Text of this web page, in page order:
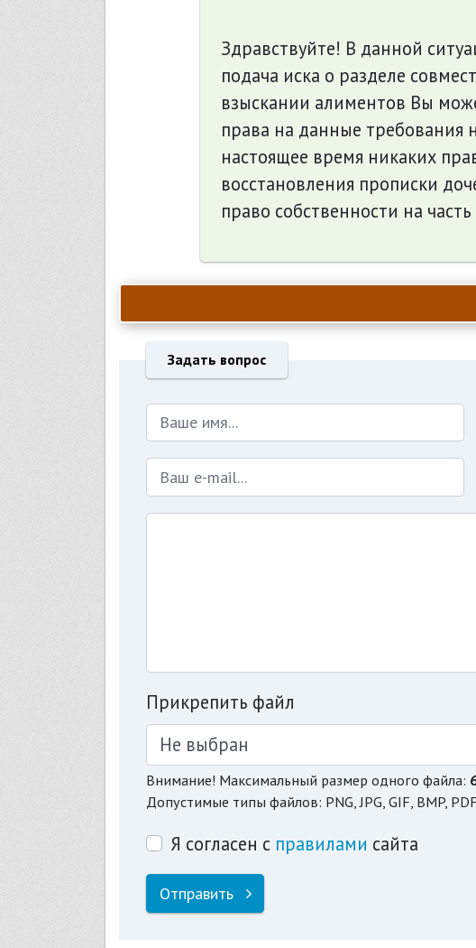
Здравствуйте! В данной
подача иска о разделе
взыскании алиментов Вы
права на данные требования
настоящее время никаких
восстановления прописки
право собственности на
Задать вопрос
Прикрепить файл
Не выбран
Внимание! Максимальный размер одного файла:
Допустимые типы файлов: PNG, JPG, GIF, BMP, PDF
Я согласен с правилами сайта
Отправить